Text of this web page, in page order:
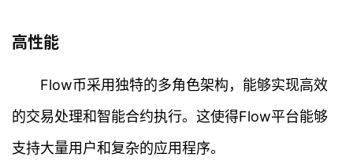
高性能
Flow币采用独特的多角色架构，能够实现高效
的交易处理和智能合约执行。这使得Flow平台能够
支持大量用户和复杂的应用程序。